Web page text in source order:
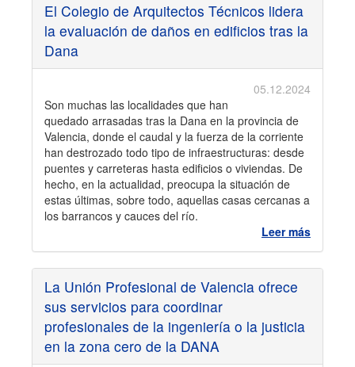
El Colegio de Arquitectos Técnicos lidera
la evaluación de daños en edificios tras la
Dana
05.12.2024
Son muchas las localidades que han
quedado arrasadas tras la Dana en la provincia de
Valencia, donde el caudal y la fuerza de la corriente
han destrozado todo tipo de infraestructuras: desde
puentes y carreteras hasta edificios o viviendas. De
hecho, en la actualidad, preocupa la situación de
estas últimas, sobre todo, aquellas casas cercanas a
los barrancos y cauces del río.
Leer más
La Unión Profesional de Valencia ofrece
sus servicios para coordinar
profesionales de la ingeniería o la justicia
en la zona cero de la DANA